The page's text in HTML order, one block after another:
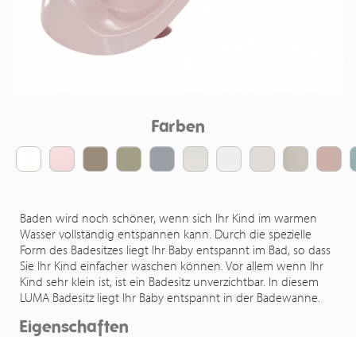
Farben
Baden wird noch schöner, wenn sich Ihr Kind im warmen
Wasser vollständig entspannen kann. Durch die spezielle
Form des Badesitzes liegt Ihr Baby entspannt im Bad, so dass
Sie Ihr Kind einfacher waschen können. Vor allem wenn Ihr
Kind sehr klein ist, ist ein Badesitz unverzichtbar. In diesem
LUMA Badesitz liegt Ihr Baby entspannt in der Badewanne.
Eigenschaften